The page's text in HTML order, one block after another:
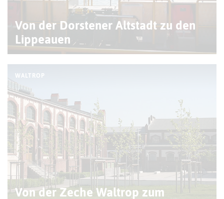
Von der Dorstener Altstadt zu den
Lippeauen
WALTROP
Von der Zeche Waltrop zum